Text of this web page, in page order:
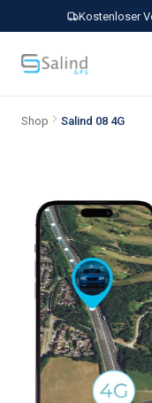
Kostenloser
Shop Salind 08 4G